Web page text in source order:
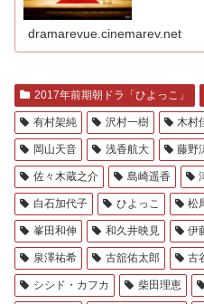
dramarevue.cinemarev.net
2017年前期朝ドラ「ひよっこ」
有村架純 沢村一樹 木村
岡山天音 浅香航大 藤野
佐々木蔵之介 島崎遥香
白石加代子 ひよっこ 松
峯田和伸 和久井映見 伊
泉澤祐希 古舘佑太郎 古
シシド・カフカ 柴田理恵